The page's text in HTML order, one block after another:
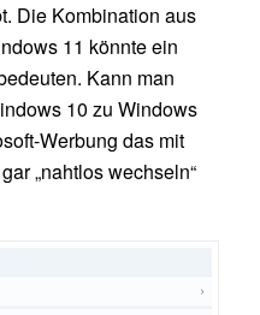
Die Kombination aus
11 könnte ein
Kann man
10 zu Windows
Werbung das mit
„nahtlos wechseln“